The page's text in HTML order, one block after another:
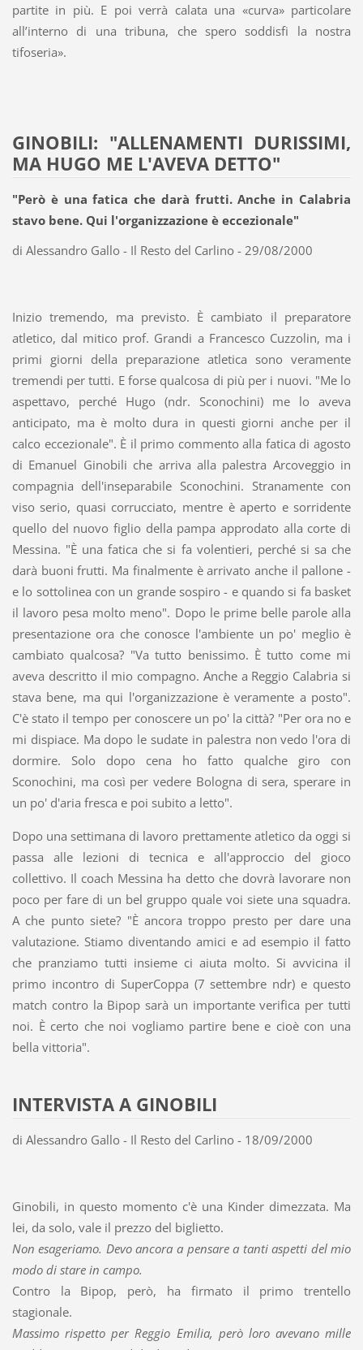
partite in più. E poi verrà calata una «curva» particolare
all’interno di una tribuna, che spero soddisfi la nostra
tifoseria».
GINOBILI: "ALLENAMENTI DURISSIMI,
MA HUGO ME L'AVEVA DETTO"
"Però è una fatica che darà frutti. Anche in Calabria
stavo bene. Qui l'organizzazione è eccezionale"
di Alessandro Gallo - Il Resto del Carlino - 29/08/2000
Inizio tremendo, ma previsto. È cambiato il preparatore
atletico, dal mitico prof. Grandi a Francesco Cuzzolin, ma i
primi giorni della preparazione atletica sono veramente
tremendi per tutti. E forse qualcosa di più per i nuovi. "Me lo
aspettavo, perché Hugo (ndr. Sconochini) me lo aveva
anticipato, ma è molto dura in questi giorni anche per il
calco eccezionale". È il primo commento alla fatica di agosto
di Emanuel Ginobili che arriva alla palestra Arcoveggio in
compagnia dell'inseparabile Sconochini. Stranamente con
viso serio, quasi corrucciato, mentre è aperto e sorridente
quello del nuovo figlio della pampa approdato alla corte di
Messina. "È una fatica che si fa volentieri, perché si sa che
darà buoni frutti. Ma finalmente è arrivato anche il pallone -
e lo sottolinea con un grande sospiro - e quando si fa basket
il lavoro pesa molto meno". Dopo le prime belle parole alla
presentazione ora che conosce l'ambiente un po' meglio è
cambiato qualcosa? "Va tutto benissimo. È tutto come mi
aveva descritto il mio compagno. Anche a Reggio Calabria si
stava bene, ma qui l'organizzazione è veramente a posto".
C'è stato il tempo per conoscere un po' la città? "Per ora no e
mi dispiace. Ma dopo le sudate in palestra non vedo l'ora di
dormire. Solo dopo cena ho fatto qualche giro con
Sconochini, ma così per vedere Bologna di sera, sperare in
un po' d'aria fresca e poi subito a letto".
Dopo una settimana di lavoro prettamente atletico da oggi si
passa alle lezioni di tecnica e all'approccio del gioco
collettivo. Il coach Messina ha detto che dovrà lavorare non
poco per fare di un bel gruppo quale voi siete una squadra.
A che punto siete? "È ancora troppo presto per dare una
valutazione. Stiamo diventando amici e ad esempio il fatto
che pranziamo tutti insieme ci aiuta molto. Si avvicina il
primo incontro di SuperCoppa (7 settembre ndr) e questo
match contro la Bipop sarà un importante verifica per tutti
noi. È certo che noi vogliamo partire bene e cioè con una
bella vittoria".
INTERVISTA A GINOBILI
di Alessandro Gallo - Il Resto del Carlino - 18/09/2000
Ginobili, in questo momento c'è una Kinder dimezzata. Ma
lei, da solo, vale il prezzo del biglietto.
Non esageriamo. Devo ancora a pensare a tanti aspetti del mio
modo di stare in campo.
Contro la Bipop, però, ha firmato il primo trentello
stagionale.
Massimo rispetto per Reggio Emilia, però loro avevano mille